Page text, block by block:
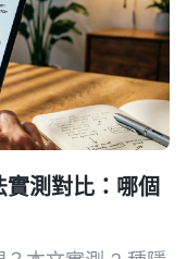
測對比：哪個